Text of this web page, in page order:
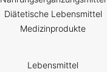
Diätetische Lebensmittel
Medizinprodukte
Lebensmittel